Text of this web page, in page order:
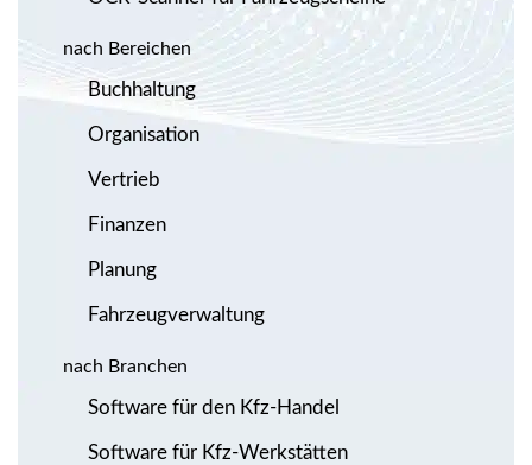
nach Bereichen
Buchhaltung
Organisation
Vertrieb
Finanzen
Planung
Fahrzeugverwaltung
nach Branchen
Software für den Kfz-Handel
Software für Kfz-Werkstätten